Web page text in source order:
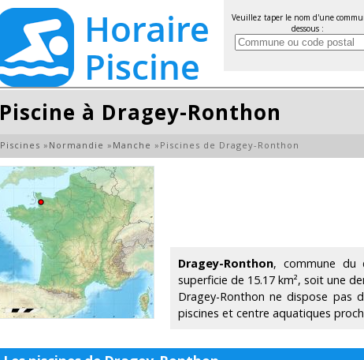
Veuillez taper le nom d'une
dessous :
Piscine à Dragey-Ronthon
Piscines » Normandie » Manche » Piscines de Dragey-Ronthon
Dragey-Ronthon, commune du
superficie de 15.17 km², soit une
Dragey-Ronthon ne dispose pas
piscines et centre aquatiques